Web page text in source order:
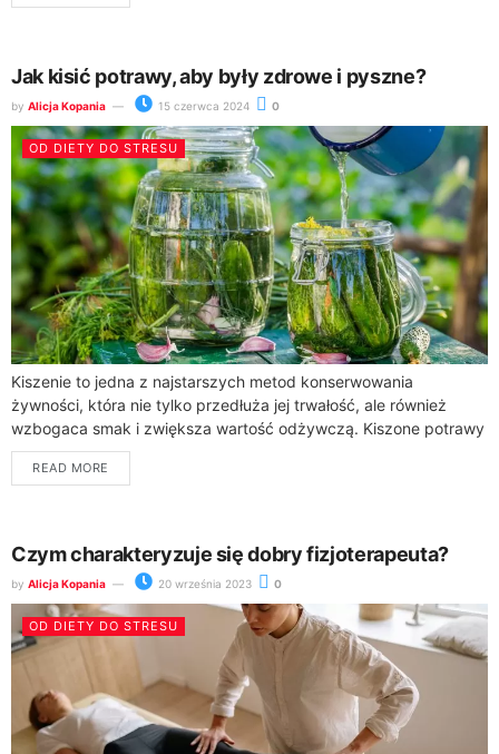
Jak kisić potrawy, aby były zdrowe i pyszne?
by Alicja Kopania 15 czerwca 2024 0
OD DIETY DO STRESU
Kiszenie to jedna z najstarszych metod konserwowania
żywności, która nie tylko przedłuża jej trwałość, ale również
wzbogaca smak i zwiększa wartość odżywczą. Kiszone potrawy
są bogate w probiotyki, które wspomagają...
READ MORE
Czym charakteryzuje się dobry fizjoterapeuta?
by Alicja Kopania 20 września 2023 0
OD DIETY DO STRESU